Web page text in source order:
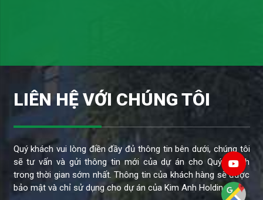
LIÊN HỆ VỚI CHÚNG TÔI
Quý khách vui lòng điền đầy đủ thông tin bên dưới, chúng tôi
sẽ tư vấn và gửi thông tin mới của dự án cho Quý Khách
trong thời gian sớm nhất. Thông tin của khách hàng sẽ được
bảo mật và chỉ sử dụng cho dự án của Kim Anh Holdings.